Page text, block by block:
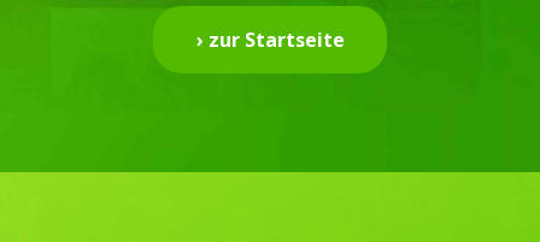
› zur Startseite